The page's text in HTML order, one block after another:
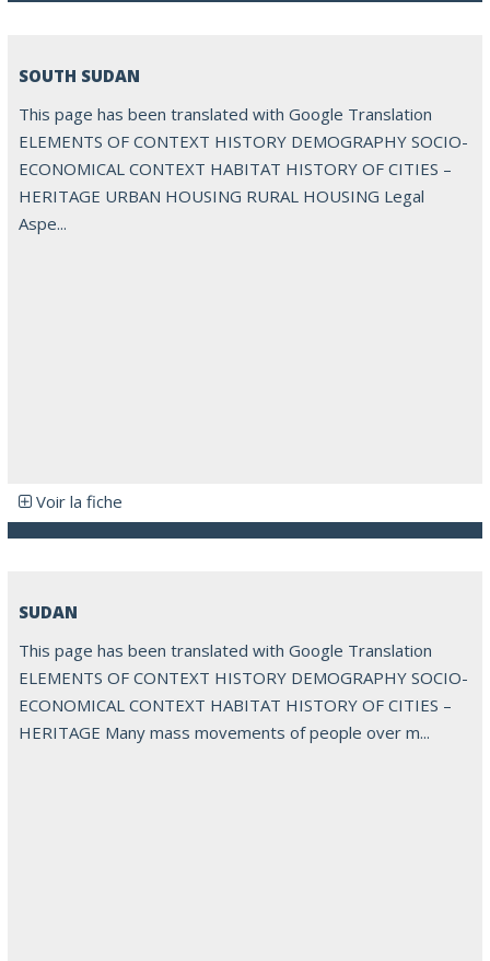
SOUTH SUDAN
This page has been translated with Google Translation
ELEMENTS OF CONTEXT HISTORY DEMOGRAPHY SOCIO-
ECONOMICAL CONTEXT HABITAT HISTORY OF CITIES –
HERITAGE URBAN HOUSING RURAL HOUSING Legal
Aspe...
Voir la fiche
SUDAN
This page has been translated with Google Translation
ELEMENTS OF CONTEXT HISTORY DEMOGRAPHY SOCIO-
ECONOMICAL CONTEXT HABITAT HISTORY OF CITIES –
HERITAGE Many mass movements of people over m...